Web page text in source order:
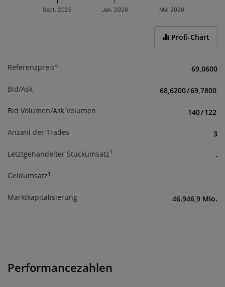
an verfügbaren Informationen für Investoren.
www.wienerborse.at/rechtliches/agb-5-1
) informiert
Sept. 2025 Jan. 2026 Mai 2026
Profi-Chart
Referenzpreis4 69,0600
Bid/Ask 68,6200/69,7800
Bid Volumen/Ask Volumen 140/122
Anzahl der Trades 3
Letztgehandelter Stückumsatz1 -
Geldumsatz1 -
Marktkapitalisierung 46.946,9 Mio.
Performancezahlen